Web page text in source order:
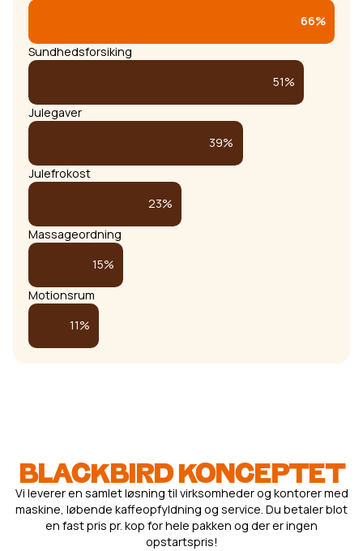
66%
51%
Sundhedsforsiking
39%
Julegaver
23%
Julefrokost
15%
Massageordning
11%
Motionsrum
BLACKBIRD KONCEPTET
Vi leverer en samlet løsning til virksomheder og kontorer med
maskine, løbende kaffeopfyldning og service. Du betaler blot
en fast pris pr. kop for hele pakken og der er ingen
opstartspris!